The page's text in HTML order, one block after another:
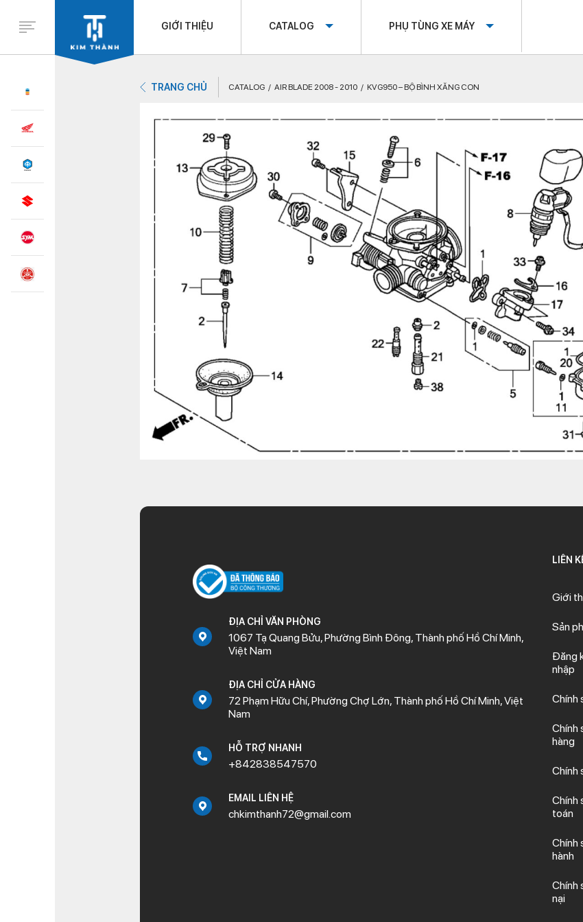
GIỚI THIỆU CATALOG PHỤ TÙNG XE MÁY
TRANG CHỦ CATALOG AIR BLADE 2008 - 2010 KVG950 – BỘ BÌNH XĂNG CON
ĐỊA CHỈ VĂN PHÒNG
1067 Tạ Quang Bửu, Phường Bình Đông, Thành phố Hồ Chí Minh,
Việt Nam
ĐỊA CHỈ CỬA HÀNG
72 Phạm Hữu Chí, Phường Chợ Lớn, Thành phố Hồ Chí Minh, Việt
Nam
HỖ TRỢ NHANH
+842838547570
EMAIL LIÊN HỆ
chkimthanh72@gmail.com
LIÊN
Giới
Sản
Đăng
nhập
Chính
Chính
hàng
Chính
Chính
toán
Chính
hành
Chính
nại